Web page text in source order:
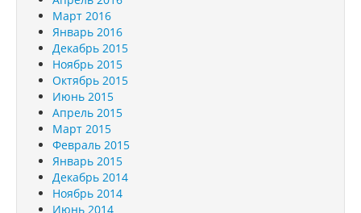
Март 2016
Январь 2016
Декабрь 2015
Ноябрь 2015
Октябрь 2015
Июнь 2015
Апрель 2015
Март 2015
Февраль 2015
Январь 2015
Декабрь 2014
Ноябрь 2014
Июнь 2014